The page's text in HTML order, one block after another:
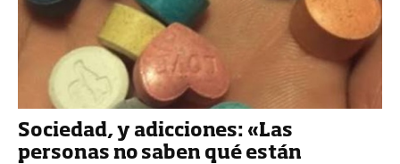
Sociedad, y adicciones: «Las
personas no saben qué están